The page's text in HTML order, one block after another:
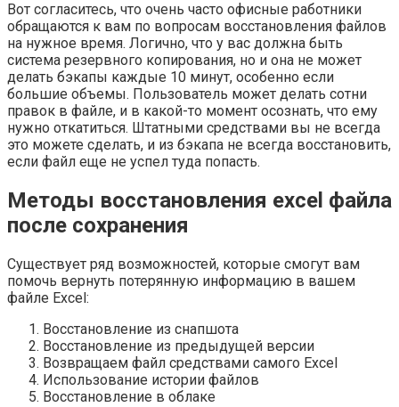
Вот согласитесь, что очень часто офисные работники
обращаются к вам по вопросам восстановления файлов
на нужное время. Логично, что у вас должна быть
система резервного копирования, но и она не может
делать бэкапы каждые 10 минут, особенно если
большие объемы. Пользователь может делать сотни
правок в файле, и в какой-то момент осознать, что ему
нужно откатиться. Штатными средствами вы не всегда
это можете сделать, и из бэкапа не всегда восстановить,
если файл еще не успел туда попасть.
Методы восстановления excel файла
после сохранения
Существует ряд возможностей, которые смогут вам
помочь вернуть потерянную информацию в вашем
файле Excel:
Восстановление из снапшота
Восстановление из предыдущей версии
Возвращаем файл средствами самого Excel
Использование истории файлов
Восстановление в облаке